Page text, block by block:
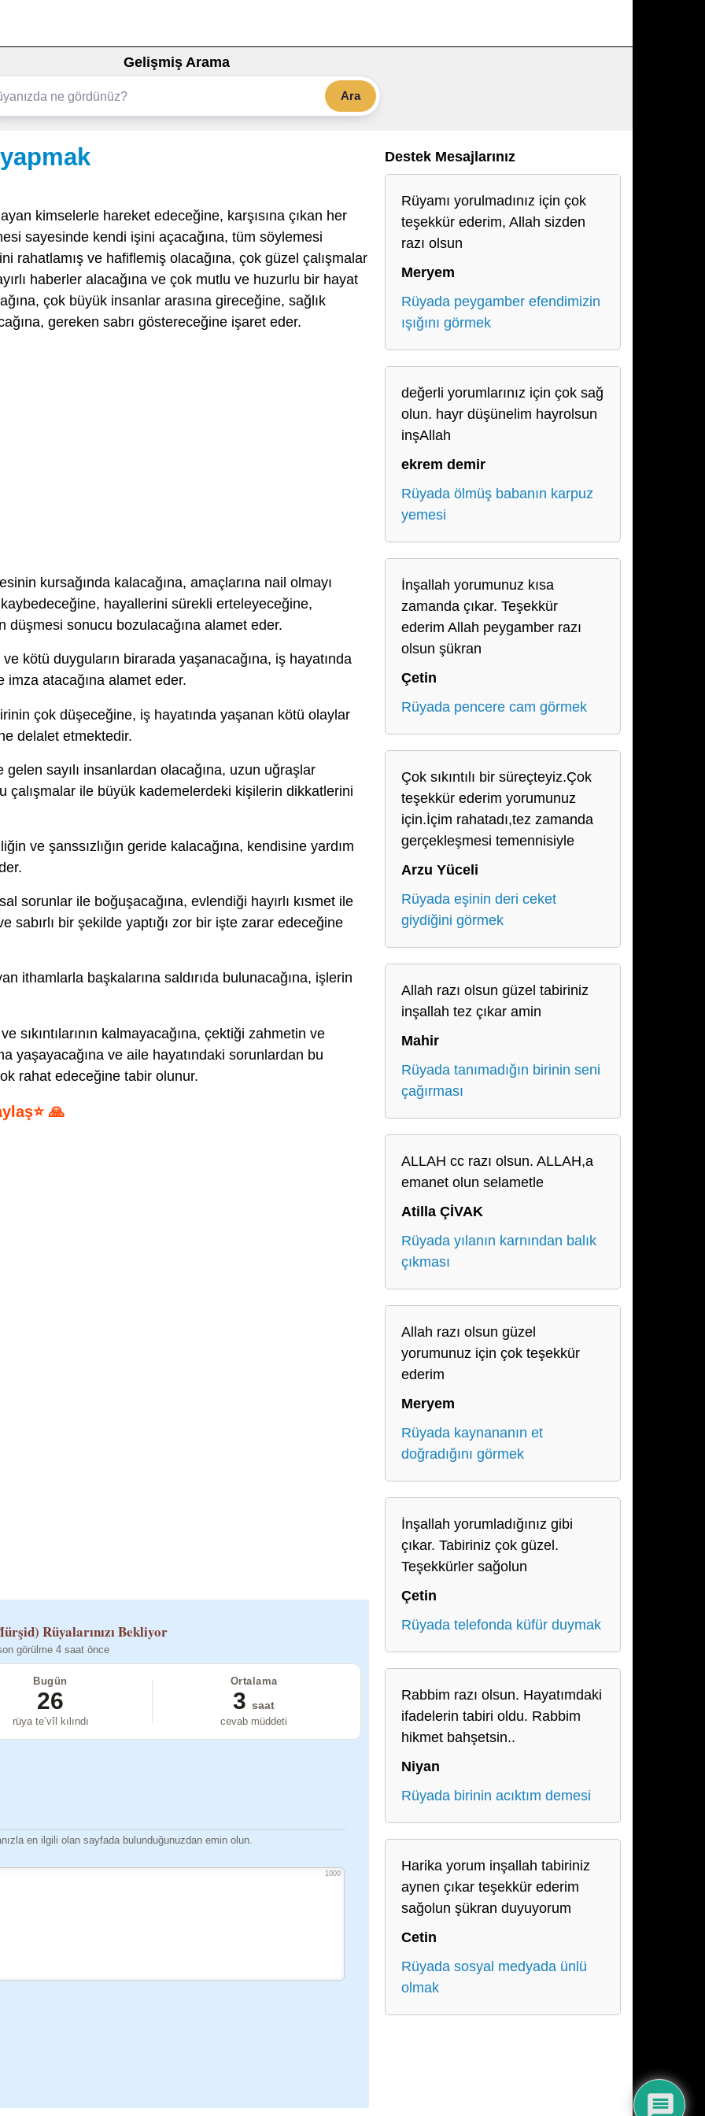
Gelişmiş Arama
Ara
kimselerle hareket edeceğine, karşısına çıkan her
sayesinde kendi işini açacağına, tüm söylemesi
rahatlamış ve hafiflemiş olacağına, çok güzel çalışmalar
haberler alacağına ve çok mutlu ve huzurlu bir hayat
çok büyük insanlar arasına gireceğine, sağlık
gereken sabrı göstereceğine işaret eder.
kursağında kalacağına, amaçlarına nail olmayı
hayallerini sürekli erteleyeceğine,
düşmesi sonucu bozulacağına alamet eder.
kötü duyguların birarada yaşanacağına, iş hayatında
imza atacağına alamet eder.
çok düşeceğine, iş hayatında yaşanan kötü olaylar
delalet etmektedir.
gelen sayılı insanlardan olacağına, uzun uğraşlar
çalışmalar ile büyük kademelerdeki kişilerin dikkatlerini
ve şanssızlığın geride kalacağına, kendisine yardım
sorunlar ile boğuşacağına, evlendiği hayırlı kısmet ile
sabırlı bir şekilde yaptığı zor bir işte zarar edeceğine
ithamlarla başkalarına saldırıda bulunacağına, işlerin
sıkıntılarının kalmayacağına, çektiği zahmetin ve
yaşayacağına ve aile hayatındaki sorunlardan bu
rahat edeceğine tabir olunur.
🙏
Rüyalarınızı Bekliyor
görülme 4 saat önce
Bugün
26
rüya te’vîl kılındı
Ortalama
3 saat
cevab müddeti
en ilgili olan sayfada bulunduğunuzdan emin olun.
1000
Destek Mesajlarınız
Rüyamı yorulmadınız için çok
teşekkür ederim, Allah sizden
razı olsun
Meryem
Rüyada peygamber efendimizin
ışığını görmek
değerli yorumlarınız için çok sağ
olun. hayr düşünelim hayrolsun
inşAllah
ekrem demir
Rüyada ölmüş babanın karpuz
yemesi
İnşallah yorumunuz kısa
zamanda çıkar. Teşekkür
ederim Allah peygamber razı
olsun şükran
Çetin
Rüyada pencere cam görmek
Çok sıkıntılı bir süreçteyiz.Çok
teşekkür ederim yorumunuz
için.İçim rahatadı,tez zamanda
gerçekleşmesi temennisiyle
Arzu Yüceli
Rüyada eşinin deri ceket
giydiğini görmek
Allah razı olsun güzel tabiriniz
inşallah tez çıkar amin
Mahir
Rüyada tanımadığın birinin seni
çağırması
ALLAH cc razı olsun. ALLAH,a
emanet olun selametle
Atilla ÇİVAK
Rüyada yılanın karnından balık
çıkması
Allah razı olsun güzel
yorumunuz için çok teşekkür
ederim
Meryem
Rüyada kaynananın et
doğradığını görmek
İnşallah yorumladığınız gibi
çıkar. Tabiriniz çok güzel.
Teşekkürler sağolun
Çetin
Rüyada telefonda küfür duymak
Rabbim razı olsun. Hayatımdaki
ifadelerin tabiri oldu. Rabbim
hikmet bahşetsin..
Niyan
Rüyada birinin acıktım demesi
Harika yorum inşallah tabiriniz
aynen çıkar teşekkür ederim
sağolun şükran duyuyorum
Cetin
Rüyada sosyal medyada ünlü
olmak